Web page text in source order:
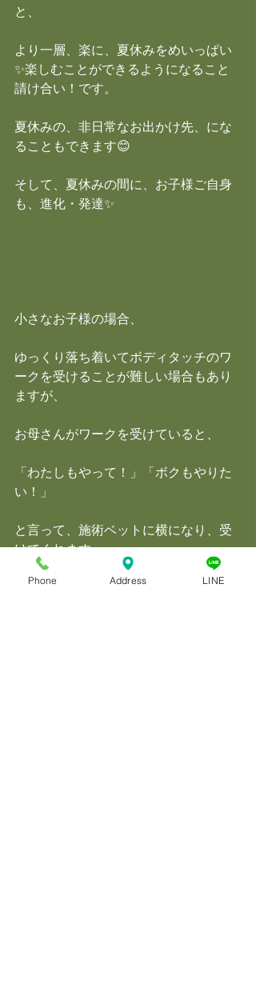
と、
より一層、楽に、夏休みをめいっぱい
✨楽しむことができるようになること
請け合い！です。
夏休みの、非日常なお出かけ先、にな
ることもできます😊
そして、夏休みの間に、お子様ご自身
も、進化・発達✨
小さなお子様の場合、
ゆっくり落ち着いてボディタッチのワ
ークを受けることが難しい場合もあり
ますが、
お母さんがワークを受けていると、
「わたしもやって！」「ボクもやりた
い！」
と言って、施術ベットに横になり、受
けてくれます。
Phone Address LINE